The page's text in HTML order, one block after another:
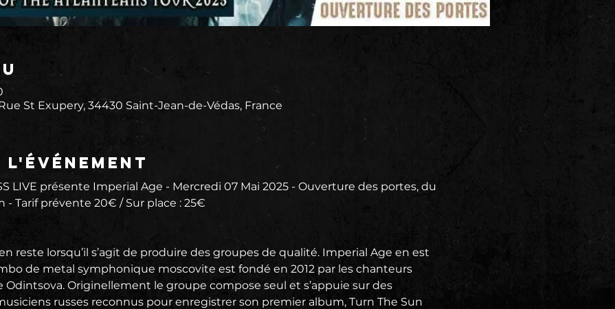
St Exupery, 34430 Saint-Jean-de-Védas, France
l'événement
LIVE présente Imperial Age - Mercredi 07 Mai 2025 - Ouverture des portes, du
- Tarif prévente 20€ / Sur place : 25€
reste lorsqu’il s’agit de produire des groupes de qualité. Imperial Age en est
de metal symphonique moscovite est fondé en 2012 par les chanteurs
Odintsova. Originellement le groupe compose seul et s’appuie sur des
russes reconnus pour enregistrer son premier album, Turn The Sun